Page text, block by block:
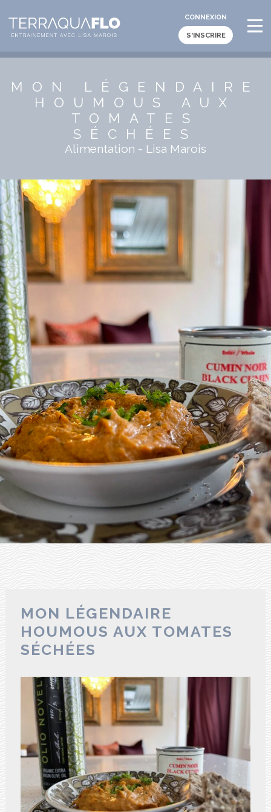
CONNEXION
S'INSCRIRE
MON LÉGENDAIRE
HOUMOUS AUX
TOMATES
SÉCHÉES
Alimentation - Lisa Marois
MON LÉGENDAIRE
HOUMOUS AUX TOMATES
SÉCHÉES